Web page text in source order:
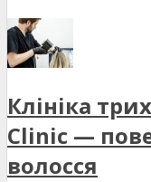
Клініка
Clinic —
волосся